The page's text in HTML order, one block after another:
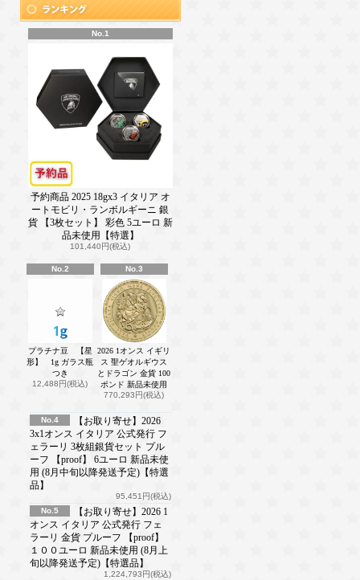
No.1
予約商品 2025 18gx3 イタリア オ
ートモビリ・ランボルギーニ 銀
貨 【3枚セット】 彩色 5ユーロ 新
品未使用【特選】
101,440円(税込)
No.2
プラチナ豆 【星
形】 1g ガラス瓶
つき
12,488円(税込)
No.3
2026 1オンス イギリ
ス 聖ゲオルギウス
とドラゴン 金貨 100
ポンド 新品未使用
770,293円(税込)
No.4
【お取り寄せ】2026
3x1オンス イタリア 公式発行 フ
ェラーリ 3枚組銀貨セット プル
ーフ 【proof】 6ユーロ 新品未使
用 (8月中旬以降発送予定)【特選
品】
95,451円(税込)
No.5
【お取り寄せ】2026 1
オンス イタリア 公式発行 フェ
ラーリ 金貨 プルーフ 【proof】
１００ユーロ 新品未使用 (8月上
旬以降発送予定)【特選品】
1,224,793円(税込)